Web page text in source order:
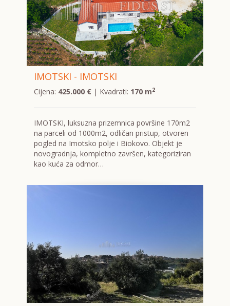
IMOTSKI - IMOTSKI
Cijena: 425.000 €| Kvadrati: 170 m2
IMOTSKI, luksuzna prizemnica površine 170m2
na parceli od 1000m2, odličan pristup, otvoren
pogled na Imotsko polje i Biokovo. Objekt je
novogradnja, kompletno završen, kategoriziran
kao kuća za odmor…